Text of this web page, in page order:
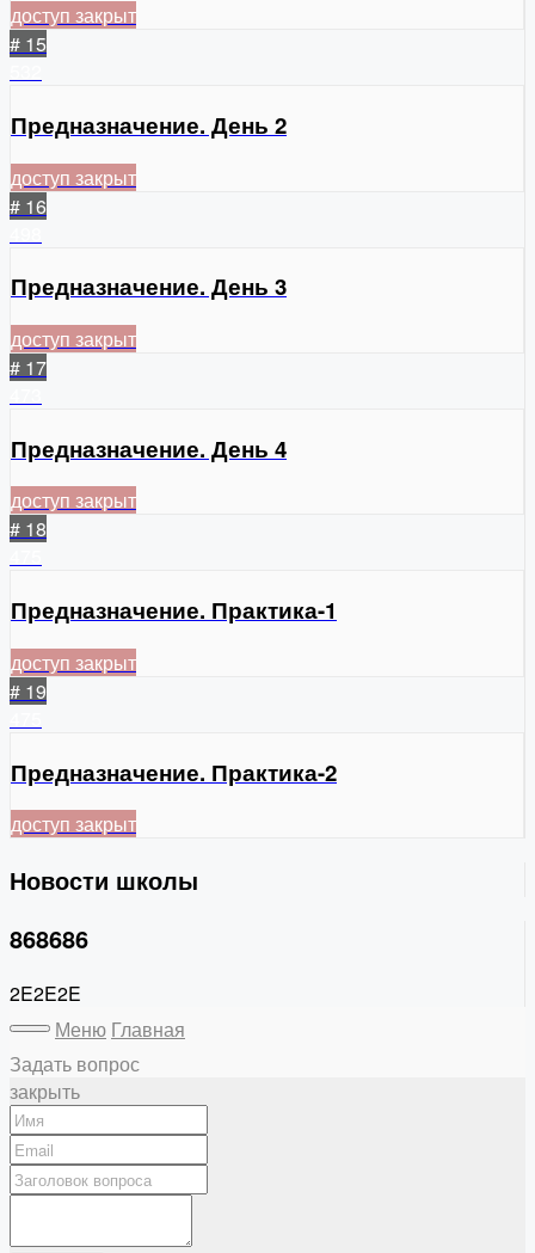
доступ закрыт
# 15
Предназначение. День 2
доступ закрыт
# 16
Предназначение. День 3
доступ закрыт
# 17
Предназначение. День 4
доступ закрыт
# 18
Предназначение. Практика-1
доступ закрыт
# 19
Предназначение. Практика-2
доступ закрыт
Новости школы
868686
2E2E2E
Меню Главная
Задать вопрос
закрыть